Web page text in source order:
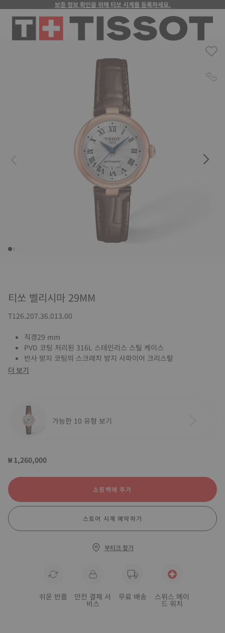
보증 정보 확인을 위해 티쏘 시계를 등록하세요.
티쏘 벨리시마 29MM
T126.207.36.013.00
직경29 mm
PVD 코팅 처리된 316L 스테인리스 스틸 케이스
반사 방지 코팅의 스크래치 방지 사파이어 크리스탈
더 보기
가능한 10 유형 보기
₩ 1,260,000
쇼핑백에 추가
스토어 시계 예약하기
부티크 찾기
쉬운 반품 안전 결제 서
비스
무료 배송 스위스 메이
드 워치